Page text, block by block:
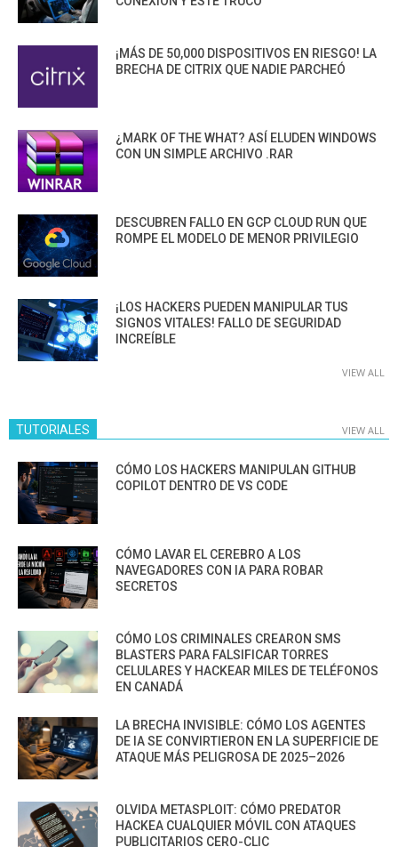
¡MÁS DE 50,000 DISPOSITIVOS EN RIESGO! LA
BRECHA DE CITRIX QUE NADIE PARCHEÓ
¿MARK OF THE WHAT? ASÍ ELUDEN WINDOWS
CON UN SIMPLE ARCHIVO .RAR
DESCUBREN FALLO EN GCP CLOUD RUN QUE
ROMPE EL MODELO DE MENOR PRIVILEGIO
¡LOS HACKERS PUEDEN MANIPULAR TUS
SIGNOS VITALES! FALLO DE SEGURIDAD
INCREÍBLE
VIEW ALL
TUTORIALES VIEW ALL
CÓMO LOS HACKERS MANIPULAN GITHUB
COPILOT DENTRO DE VS CODE
CÓMO LAVAR EL CEREBRO A LOS
NAVEGADORES CON IA PARA ROBAR
SECRETOS
CÓMO LOS CRIMINALES CREARON SMS
BLASTERS PARA FALSIFICAR TORRES
CELULARES Y HACKEAR MILES DE TELÉFONOS
EN CANADÁ
LA BRECHA INVISIBLE: CÓMO LOS AGENTES
DE IA SE CONVIRTIERON EN LA SUPERFICIE DE
ATAQUE MÁS PELIGROSA DE 2025–2026
OLVIDA METASPLOIT: CÓMO PREDATOR
HACKEA CUALQUIER MÓVIL CON ATAQUES
PUBLICITARIOS CERO-CLIC